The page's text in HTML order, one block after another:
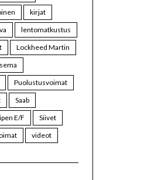
kirjat
lentomatkustus
Lockheed Martin
Puolustusvoimat
Saab
E/F
Siivet
videot